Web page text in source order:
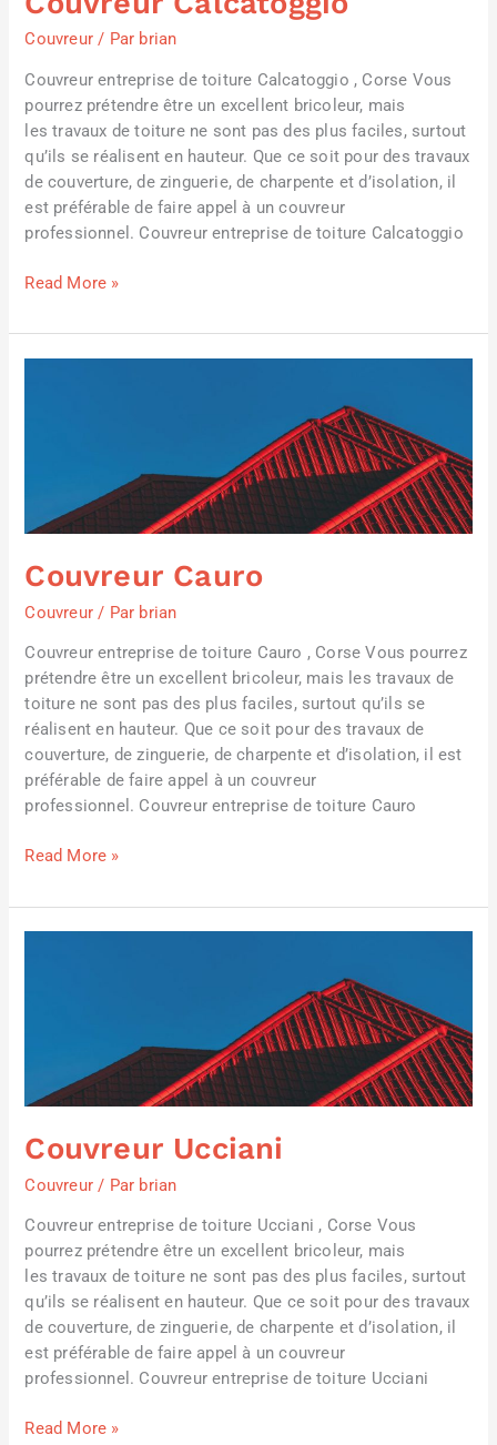
Couvreur / Par brian
Couvreur entreprise de toiture Calcatoggio , Corse Vous
pourrez prétendre être un excellent bricoleur, mais
les travaux de toiture ne sont pas des plus faciles, surtout
qu’ils se réalisent en hauteur. Que ce soit pour des travaux
de couverture, de zinguerie, de charpente et d’isolation, il
est préférable de faire appel à un couvreur
professionnel. Couvreur entreprise de toiture Calcatoggio
Read More »
Couvreur Cauro
Couvreur / Par brian
Couvreur entreprise de toiture Cauro , Corse Vous pourrez
prétendre être un excellent bricoleur, mais les travaux de
toiture ne sont pas des plus faciles, surtout qu’ils se
réalisent en hauteur. Que ce soit pour des travaux de
couverture, de zinguerie, de charpente et d’isolation, il est
préférable de faire appel à un couvreur
professionnel. Couvreur entreprise de toiture Cauro
Read More »
Couvreur Ucciani
Couvreur / Par brian
Couvreur entreprise de toiture Ucciani , Corse Vous
pourrez prétendre être un excellent bricoleur, mais
les travaux de toiture ne sont pas des plus faciles, surtout
qu’ils se réalisent en hauteur. Que ce soit pour des travaux
de couverture, de zinguerie, de charpente et d’isolation, il
est préférable de faire appel à un couvreur
professionnel. Couvreur entreprise de toiture Ucciani
Read More »